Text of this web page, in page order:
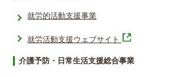
就労的活動支援事業
就労活動支援ウェブサイト
介護予防・日常生活支援総合事業